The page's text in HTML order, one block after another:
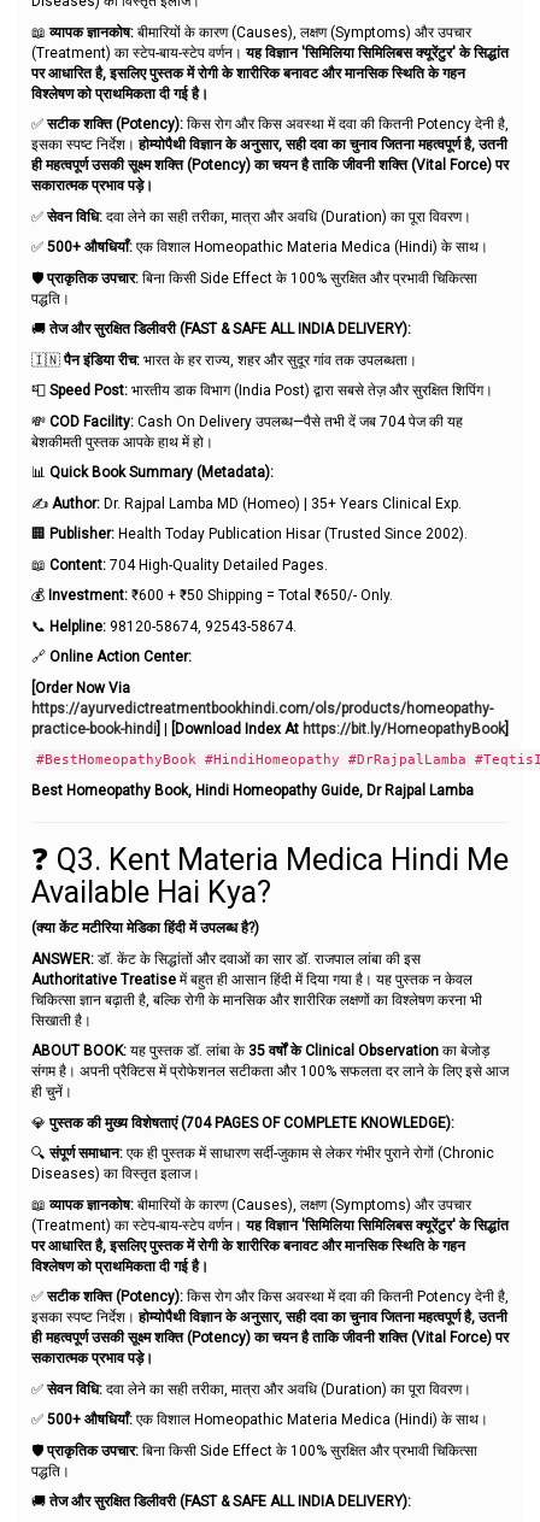
📖व्यापक ज्ञानकोष: बीमारियों के कारण (Causes), लक्षण (Symptoms) और उपचार
(Treatment) का स्टेप-बाय-स्टेप वर्णन।यह विज्ञान 'सिमिलिया सिमिलिबस क्यूरेंटुर' के सिद्धांत
पर आधारित है, इसलिए पुस्तक में रोगी के शारीरिक बनावट और मानसिक स्थिति के गहन
विश्लेषण को प्राथमिकता दी गई है।
✅सटीक शक्ति (Potency): किस रोग और किस अवस्था में दवा की कितनी Potency देनी है,
इसका स्पष्ट निर्देश।होम्योपैथी विज्ञान के अनुसार, सही दवा का चुनाव जितना महत्वपूर्ण है, उतनी
ही महत्वपूर्ण उसकी सूक्ष्म शक्ति (Potency) का चयन है ताकि जीवनी शक्ति (Vital Force) पर
सकारात्मक प्रभाव पड़े।
✅सेवन विधि: दवा लेने का सही तरीका, मात्रा और अवधि (Duration) का पूरा विवरण।
✅ 500+ औषधियाँ: एक विशाल Homeopathic Materia Medica (Hindi) के साथ।
🛡️प्राकृतिक उपचार: बिना किसी Side Effect के 100% सुरक्षित और प्रभावी चिकित्सा
पद्धति।
🚚तेज और सुरक्षित डिलीवरी (FAST & SAFE ALL INDIA DELIVERY):
🇮🇳पैन इंडिया रीच: भारत के हर राज्य, शहर और सुदूर गांव तक उपलब्धता।
📮 Speed Post: भारतीय डाक विभाग (India Post) द्वारा सबसे तेज़ और सुरक्षित शिपिंग।
💸 COD Facility: Cash On Delivery उपलब्ध—पैसे तभी दें जब 704 पेज की यह
बेशकीमती पुस्तक आपके हाथ में हो।
📊 Quick Book Summary (Metadata):
✍️ Author: Dr. Rajpal Lamba MD (Homeo) | 35+ Years Clinical Exp.
🏢 Publisher: Health Today Publication Hisar (Trusted Since 2002).
📖 Content: 704 High-Quality Detailed Pages.
💰 Investment: ₹600 + ₹50 Shipping = Total ₹650/- Only.
📞 Helpline: 98120-58674, 92543-58674.
🔗 Online Action Center:
[Order Now Via
https://ayurvedictreatmentbookhindi.com/ols/products/homeopathy-
practice-book-hindi | [Download Index At https://bit.ly/HomeopathyBook]
#BestHomeopathyBook #HindiHomeopathy #DrRajpalLamba
Best Homeopathy Book, Hindi Homeopathy Guide, Dr Rajpal Lamba
❓ Q3. Kent Materia Medica Hindi Me
Available Hai Kya?
(क्या केंट मटीरिया मेडिका हिंदी में उपलब्ध है?)
ANSWER: डॉ. केंट के सिद्धांतों और दवाओं का सार डॉ. राजपाल लांबा की इस
Authoritative Treatise में बहुत ही आसान हिंदी में दिया गया है। यह पुस्तक न केवल
चिकित्सा ज्ञान बढ़ाती है, बल्कि रोगी के मानसिक और शारीरिक लक्षणों का विश्लेषण करना भी
सिखाती है।
ABOUT BOOK: यह पुस्तक डॉ. लांबा के 35 वर्षों के Clinical Observation का बेजोड़
संगम है। अपनी प्रैक्टिस में प्रोफेशनल सटीकता और 100% सफलता दर लाने के लिए इसे आज
ही चुनें।
💎पुस्तक की मुख्य विशेषताएं (704 PAGES OF COMPLETE KNOWLEDGE):
🔍संपूर्ण समाधान: एक ही पुस्तक में साधारण सर्दी-जुकाम से लेकर गंभीर पुराने रोगों (Chronic
Diseases) का विस्तृत इलाज।
📖व्यापक ज्ञानकोष: बीमारियों के कारण (Causes), लक्षण (Symptoms) और उपचार
(Treatment) का स्टेप-बाय-स्टेप वर्णन।यह विज्ञान 'सिमिलिया सिमिलिबस क्यूरेंटुर' के सिद्धांत
पर आधारित है, इसलिए पुस्तक में रोगी के शारीरिक बनावट और मानसिक स्थिति के गहन
विश्लेषण को प्राथमिकता दी गई है।
✅सटीक शक्ति (Potency): किस रोग और किस अवस्था में दवा की कितनी Potency देनी है,
इसका स्पष्ट निर्देश।होम्योपैथी विज्ञान के अनुसार, सही दवा का चुनाव जितना महत्वपूर्ण है, उतनी
ही महत्वपूर्ण उसकी सूक्ष्म शक्ति (Potency) का चयन है ताकि जीवनी शक्ति (Vital Force) पर
सकारात्मक प्रभाव पड़े।
✅सेवन विधि: दवा लेने का सही तरीका, मात्रा और अवधि (Duration) का पूरा विवरण।
✅ 500+ औषधियाँ: एक विशाल Homeopathic Materia Medica (Hindi) के साथ।
🛡️प्राकृतिक उपचार: बिना किसी Side Effect के 100% सुरक्षित और प्रभावी चिकित्सा
पद्धति।
🚚तेज और सुरक्षित डिलीवरी (FAST & SAFE ALL INDIA DELIVERY):